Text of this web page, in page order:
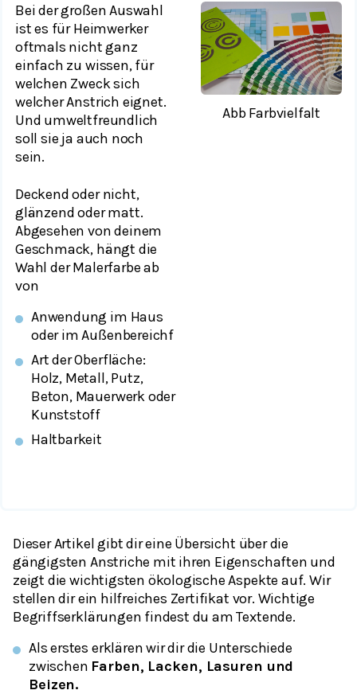
Bei der großen Auswahl
ist es für Heimwerker
oftmals nicht ganz
einfach zu wissen, für
welchen Zweck sich
welcher Anstrich eignet.
Und umweltfreundlich
soll sie ja auch noch
sein.
Deckend oder nicht,
glänzend oder matt.
Abgesehen von deinem
Geschmack, hängt die
Wahl der Malerfarbe ab
von
Anwendung im Haus
oder im Außenbereichf
Art der Oberfläche:
Holz, Metall, Putz,
Beton, Mauerwerk oder
Kunststoff
Haltbarkeit
Abb Farbvielfalt
Dieser Artikel gibt dir eine Übersicht über die
gängigsten Anstriche mit ihren Eigenschaften und
zeigt die wichtigsten ökologische Aspekte auf. Wir
stellen dir ein hilfreiches Zertifikat vor. Wichtige
Begriffserklärungen findest du am Textende.
Als erstes erklären wir dir die Unterschiede
zwischen Farben, Lacken, Lasuren und
Beizen.